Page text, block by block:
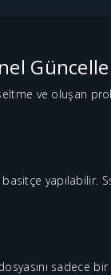
ve oluşan
yapılabilir.
sadece